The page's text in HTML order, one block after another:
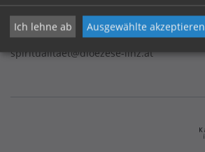
4020 Linz
Telefon:0732/7610-3153
spiritualitaet@dioezese-linz.at
Ich lehne ab Ausgewählte akzeptieren